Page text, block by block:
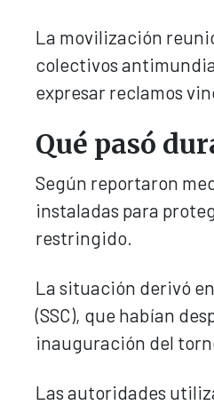
La movilización
colectivos
expresar reclamos
Qué pasó
Según reportaron
instaladas para
restringido.
La situación derivó
(SSC), que habían
inauguración del
Las autoridades